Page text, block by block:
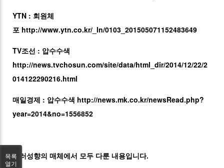
YTN : 회원체
포 http://www.ytn.co.kr/_ln/0103_201505071152483649
TV조선 : 압수수색
http://news.tvchosun.com/site/data/html_dir/2014/12/22/2
014122290216.html
매일경제 : 압수수색 http://news.mk.co.kr/newsRead.php?
year=2014&no=1556852
여러성향의 매체에서 모두 다룬 내용입니다.
목록
열기